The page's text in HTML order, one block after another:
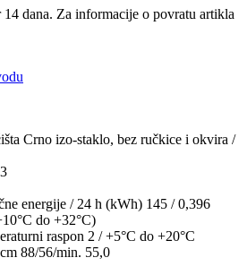
dana. Za informacije o povratu artikla
Crno izo-staklo, bez ručkice i okvira /
energije / 24 h (kWh) 145 / 0,396
do +32°C)
raspon 2 / +5°C do +20°C
88/56/min. 55,0